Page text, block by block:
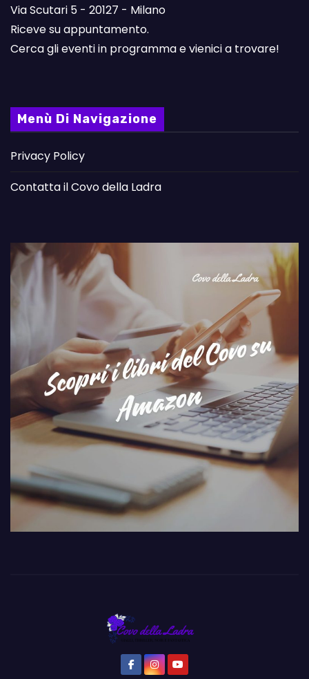
Via Scutari 5 - 20127 - Milano
Riceve su appuntamento.
Cerca gli eventi in programma e vienici a trovare!
Menù Di Navigazione
Privacy Policy
Contatta il Covo della Ladra